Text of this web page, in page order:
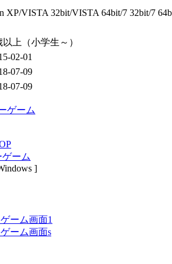
XP/VISTA 32bit/VISTA 64bit/7 32bit/7
以上（小学生～）
02-01
07-09
07-09
ゲーム
ーム
]